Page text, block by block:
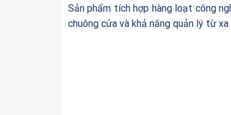
Sản phẩm tích hợp hàng loạt công
chuông cửa và khả năng quản lý từ